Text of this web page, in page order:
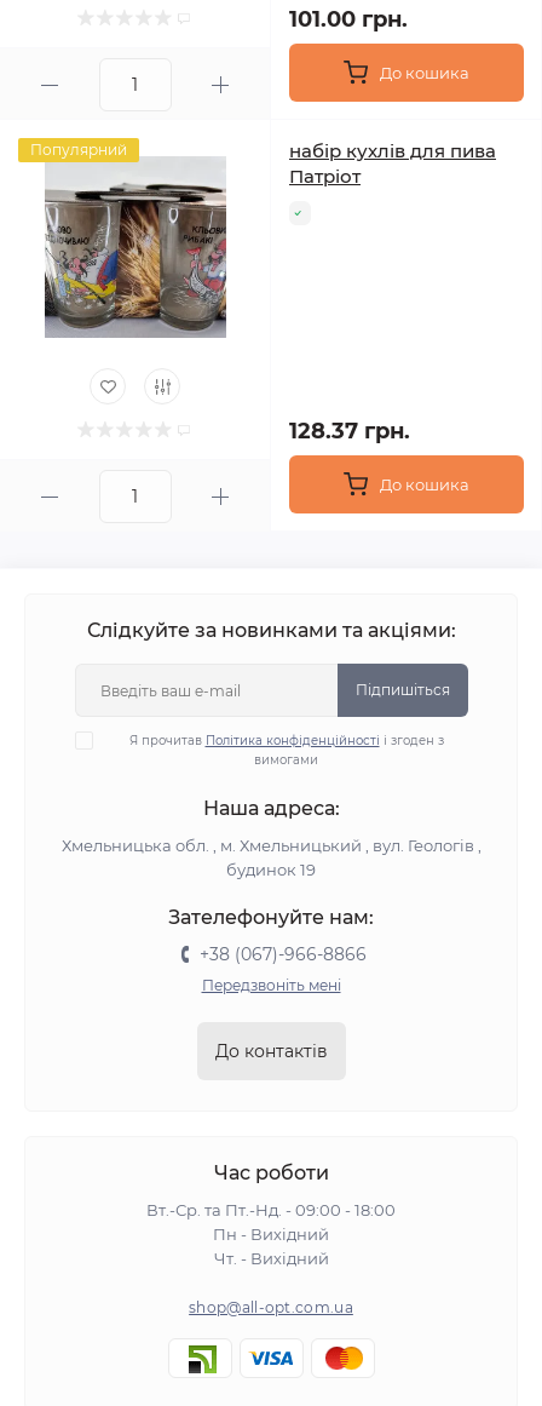
101.00 грн.
До кошика
Популярний
набір кухлів для пива
Патріот
128.37 грн.
До кошика
Слідкуйте за новинками та акціями:
Підпишіться
Я прочитав Політика конфіденційності і згоден з
вимогами
Наша адреса:
Хмельницька обл. , м. Хмельницький , вул. Геологів ,
будинок 19
Зателефонуйте нам:
+38 (067)-966-8866
Передзвоніть мені
До контактів
Час роботи
Вт.-Ср. та Пт.-Нд. - 09:00 - 18:00
Пн - Вихідний
Чт. - Вихідний
shop@all-opt.com.ua